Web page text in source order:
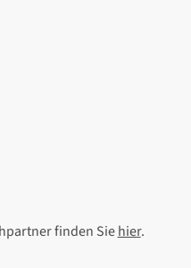
finden Siehier.